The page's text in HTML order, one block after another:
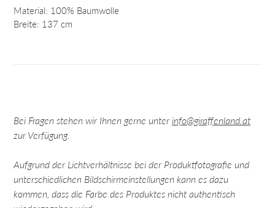
Material: 100% Baumwolle
Breite: 137 cm
Bei Fragen stehen wir Ihnen gerne unter info@giraffenland.at
zur Verfügung.
Aufgrund der Lichtverhältnisse bei der Produktfotografie und
unterschiedlichen Bildschirmeinstellungen kann es dazu
kommen, dass die Farbe des Produktes nicht authentisch